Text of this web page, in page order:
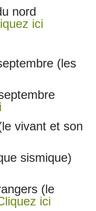
nord
ici
(les
vivant et son
sismique)
(le
ici